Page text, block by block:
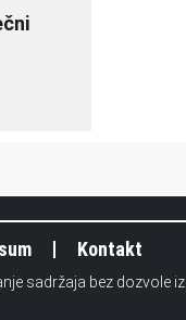
Kontakt
sadržaja bez dozvole